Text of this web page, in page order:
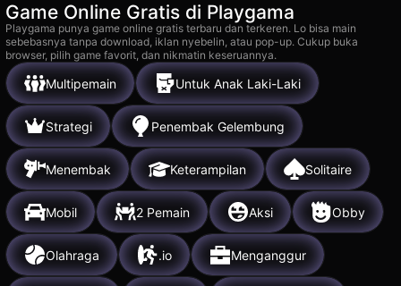
Game Online Gratis di Playgama
Playgama punya game online gratis terbaru dan terkeren. Lo bisa main
sebebasnya tanpa download, iklan nyebelin, atau pop-up. Cukup buka
browser, pilih game favorit, dan nikmatin keseruannya.
Multipemain Untuk Anak Laki-Laki
Strategi Penembak Gelembung
Menembak Keterampilan Solitaire
Mobil 2 Pemain Aksi Obby
Olahraga .io Menganggur